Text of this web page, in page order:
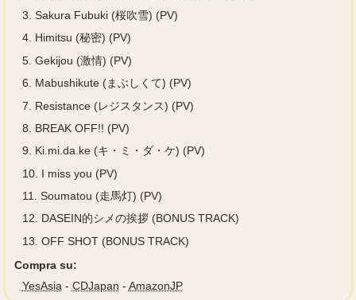
3. Sakura Fubuki (桜吹雪) (PV)
4. Himitsu (秘密) (PV)
5. Gekijou (激情) (PV)
6.
Mabushikute (まぶしくて) (PV)
7.
Resistance (レジスタンス) (PV)
8.
BREAK OFF!! (PV)
9. Ki.mi.da.ke (キ・ミ・ダ・ケ) (PV)
10. I miss you (PV)
11.
Soumatou (走馬灯) (PV)
12. DASEIN的シメの挨拶 (BONUS TRACK)
13. OFF SHOT (BONUS TRACK)
Compra su:
YesAsia - CDJapan - AmazonJP